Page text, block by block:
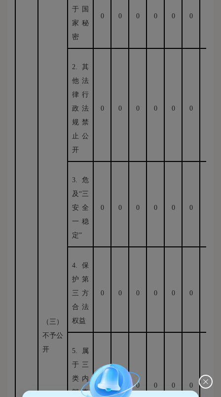
（三）
不予公
开
于国
家秘
密
0 0 0 0 0 0
2.其
他法
律行
政法
规禁
止公
开
0 0 0 0 0 0
3.危
及“三
安全
一稳
定”
0 0 0 0 0 0
4.保
护第
三方
合法
权益
0 0 0 0 0 0
5.属
于三
类内
部事
0 0 0 0 0 0 0